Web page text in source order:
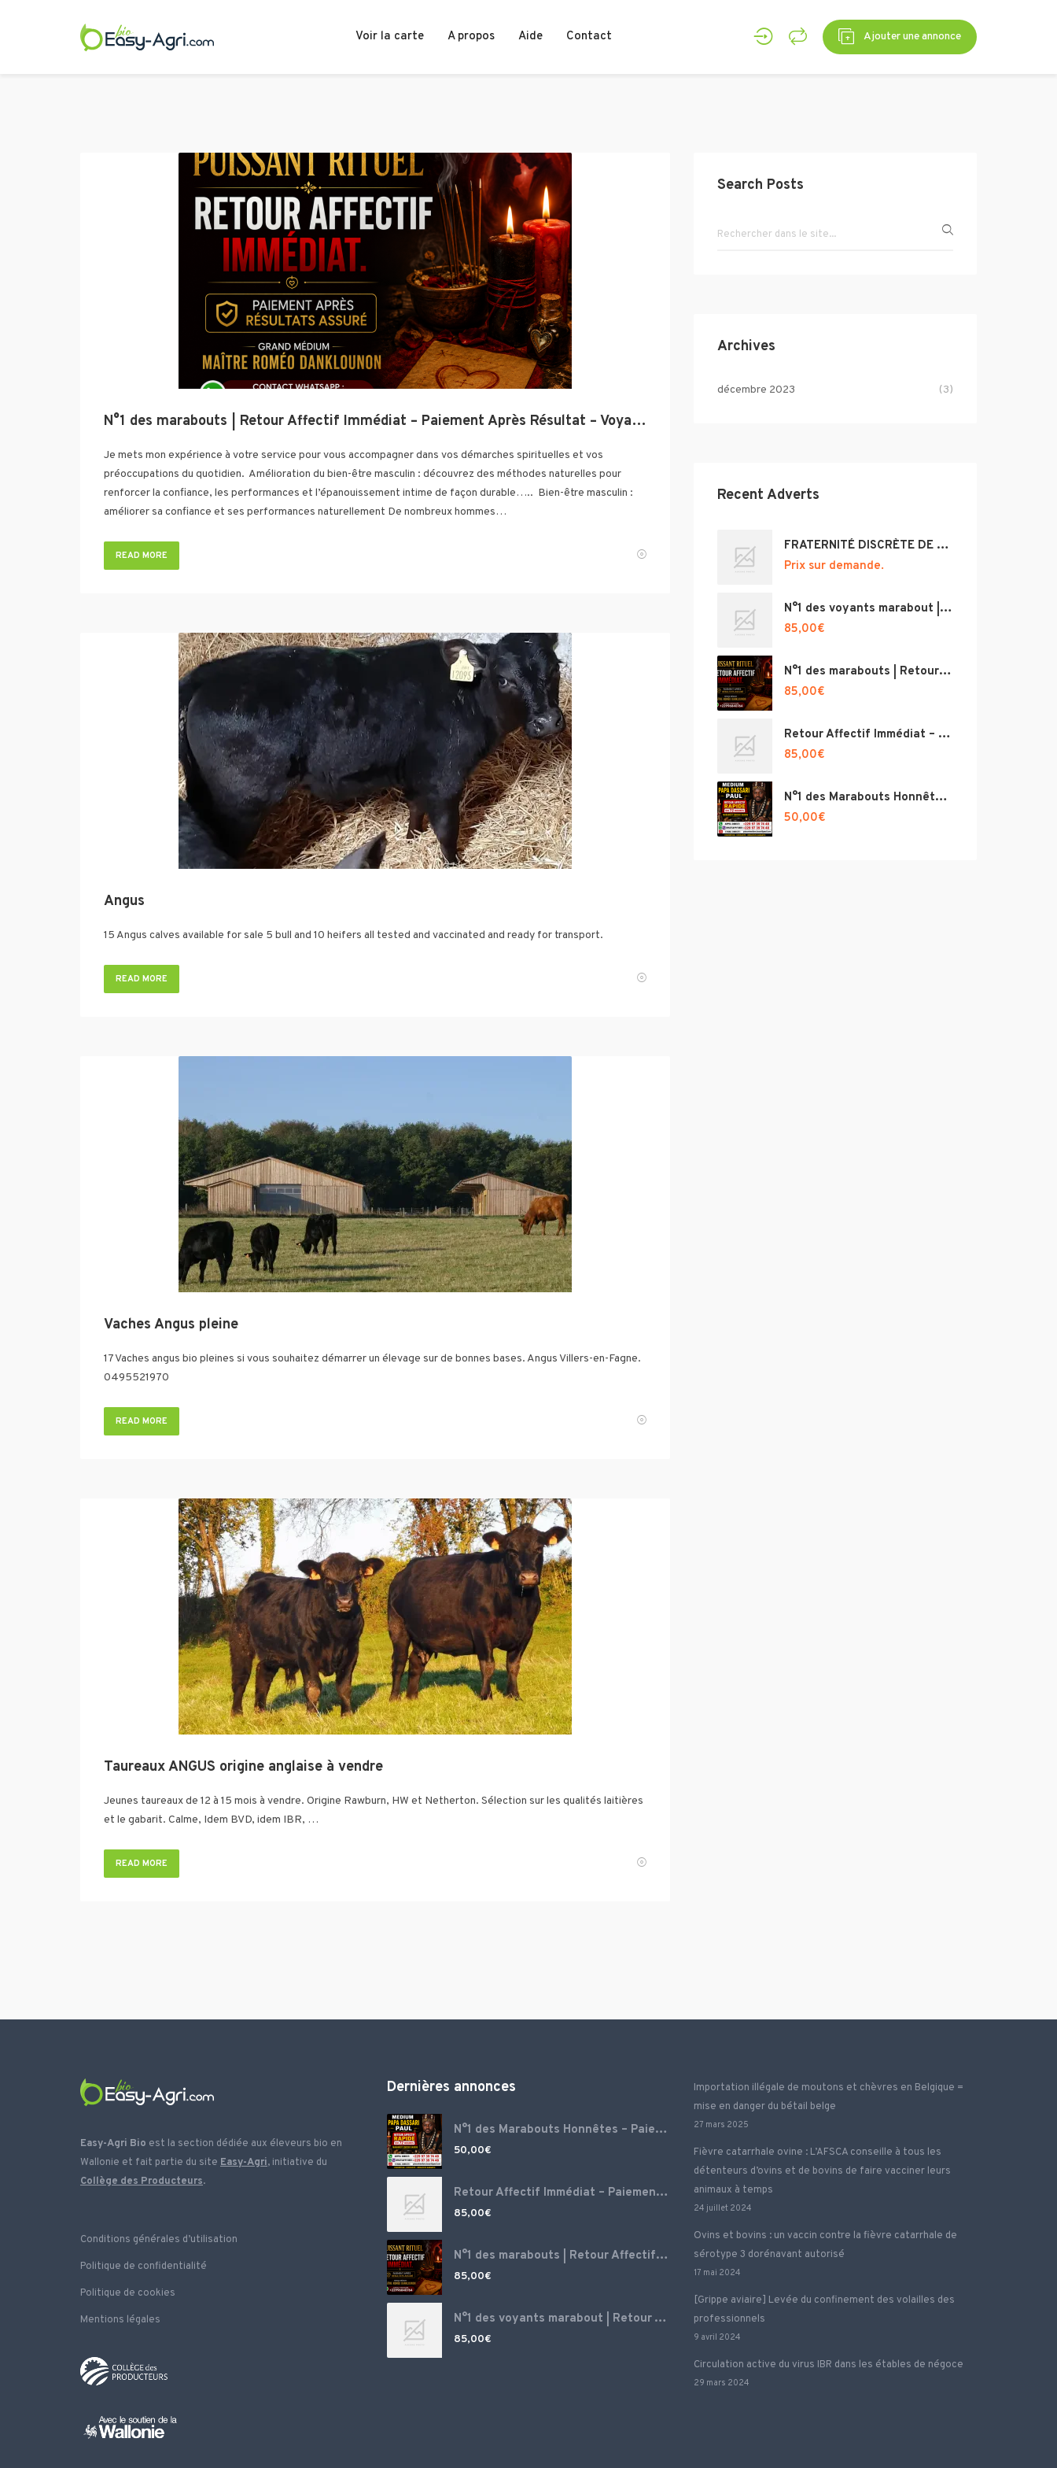
Voir la carte A propos Aide Contact Ajouter une annonce
N°1 des marabouts | Retour Affectif Immédiat – Paiement Après Résultat – Voyance Puissante N°1 France, Envoutement amoureux puissant
Je mets mon expérience à votre service pour vous accompagner dans vos démarches spirituelles et vos
préoccupations du quotidien. ‎ ‎Amélioration du bien-être masculin : découvrez des méthodes naturelles pour
renforcer la confiance, les performances et l’épanouissement intime de façon durable….. ‎ ‎Bien-être masculin :
améliorer sa confiance et ses performances naturellement ‎De nombreux hommes…
READ MORE
Angus
15 Angus calves available for sale 5 bull and 10 heifers all tested and vaccinated and ready for transport.
READ MORE
Vaches Angus pleine
17 Vaches angus bio pleines si vous souhaitez démarrer un élevage sur de bonnes bases. Angus Villers-en-Fagne.
0495521970
READ MORE
Taureaux ANGUS origine anglaise à vendre
Jeunes taureaux de 12 à 15 mois à vendre. Origine Rawburn, HW et Netherton. Sélection sur les qualités laitières
et le gabarit. Calme, Idem BVD, idem IBR, …
READ MORE
Search Posts
Archives
décembre 2023 (3)
Recent Adverts
FRATERNITÉ DISCRÈTE DE RICHESSE ET DE RÉUSSITE +22996840764
Prix sur demande.
N°1 des voyants marabout | Retour Affectif Immédiat – Paiement Après Résultat – Magie blanche d’amour, Spécialiste retour amour, grand marabout voyant médium ‎
85,00€
N°1 des marabouts | Retour Affectif Immédiat – Paiement Après Résultat – Voyance Puissante N°1 France, Envoutement amoureux puissant
85,00€
Retour Affectif Immédiat – Paiement Après Résultat – Voyance Puissante N°1 France, Envoutement amoureux puissant ‎ ‎
85,00€
N°1 des Marabouts Honnêtes – Paiement Après Réussite
50,00€
Easy-Agri Bio est la section dédiée aux éleveurs bio en
Wallonie et fait partie du site Easy-Agri, initiative du
Collège des Producteurs.
Conditions générales d’utilisation
Politique de confidentialité
Politique de cookies
Mentions légales
Dernières annonces
N°1 des Marabouts Honnêtes – Paiement Après Réussite
50,00€
Retour Affectif Immédiat – Paiement Après Résultat – Voyance Puissante N°1 France, Envoutement amoureux puissant ‎ ‎
85,00€
N°1 des marabouts | Retour Affectif Immédiat – Paiement Après Résultat – Voyance Puissante N°1 France, Envoutement amoureux puissant
85,00€
N°1 des voyants marabout | Retour Affectif Immédiat – Paiement Après Résultat – Magie blanche d’amour, Spécialiste retour amour, grand marabout voyant médium ‎
85,00€
Importation illégale de moutons et chèvres en Belgique =
mise en danger du bétail belge
27 mars 2025
Fièvre catarrhale ovine : L’AFSCA conseille à tous les
détenteurs d’ovins et de bovins de faire vacciner leurs
animaux à temps
24 juillet 2024
Ovins et bovins : un vaccin contre la fièvre catarrhale de
sérotype 3 dorénavant autorisé
17 mai 2024
[Grippe aviaire] Levée du confinement des volailles des
professionnels
9 avril 2024
Circulation active du virus IBR dans les étables de négoce
29 mars 2024